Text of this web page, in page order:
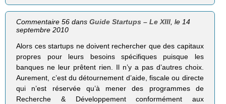
Commentaire 56 dansGuide Startups – Le XIII, le 14
septembre 2010
Alors ces startups ne doivent rechercher que des capitaux
propres pour leurs besoins spécifiques puisque les
banques ne leur prêtent rien. Il n’y a pas d’autres choix.
Aurement, c’est du détournement d’aide, fiscale ou directe
qui n’est réservée qu’à mener des programmes de
Recherche & Développement conformément aux